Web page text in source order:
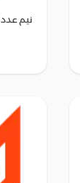
نيم عدد 2 كاندي رول 50 غم